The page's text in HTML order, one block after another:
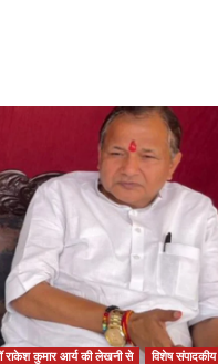
राकेश कुमार आर्य की लेखनी से विशेष संपादकीय